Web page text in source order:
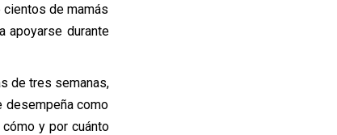
cientos de mamás
apoyarse durante
de tres semanas,
desempeña como
y por cuánto